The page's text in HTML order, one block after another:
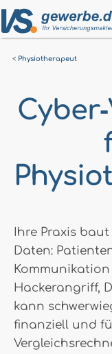
Physiotherapeut
Ihre Praxis
Daten:
Hackerangriff,
kann
finanziell und